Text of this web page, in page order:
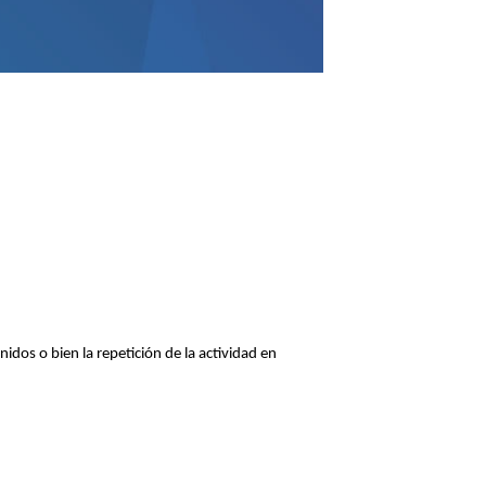
o bien la repetición de la actividad en